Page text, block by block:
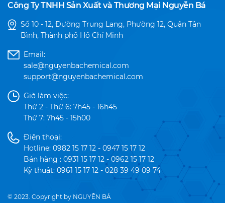
Công Ty TNHH Sản Xuất và Thương Mại Nguyễn Bá
Số 10 - 12, Đường Trung Lang, Phường 12, Quận Tân
Bình, Thành phố Hồ Chí Minh
Email:
sale@nguyenbachemical.com
support@nguyenbachemical.com
Giờ làm việc:
Thứ 2 - Thứ 6: 7h45 - 16h45
Thứ 7: 7h45 - 15h00
Điện thoại:
Hotline: 0982 15 17 12 - 0947 15 17 12
Bán hàng : 0931 15 17 12 - 0962 15 17 12
Kỹ thuật: 0961 15 17 12 - 028 39 49 09 74
© 2023. Copyright by NGUYỄN BÁ